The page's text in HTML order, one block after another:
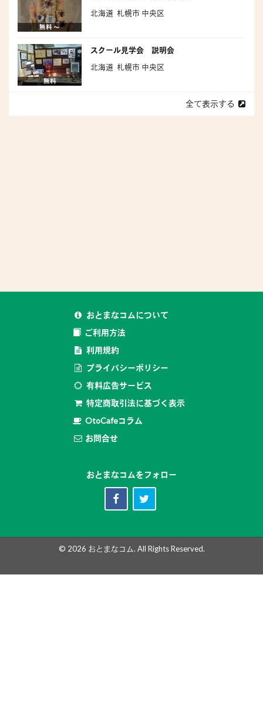
無料 〜
北海道 札幌市 中央区
無料
スクール見学会 説明会
北海道 札幌市 中央区
全て表示する
おとまなコムについて
ご利用方法
利用規約
プライバシーポリシー
有料広告サービス
特定商取引法に基づく表示
OtoCafeコラム
お問合せ
おとまなコムをフォロー
© 2026 おとまなコム. All Rights Reserved.